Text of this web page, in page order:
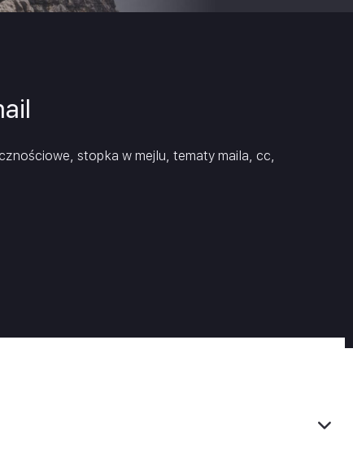
stopka w mejlu, tematy maila, cc,